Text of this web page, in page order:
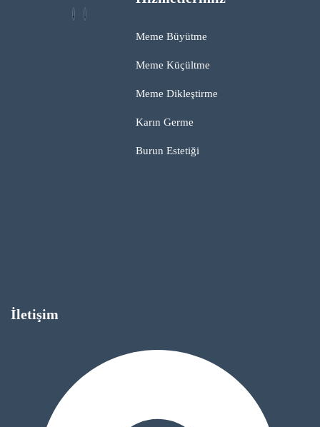
Meme Büyütme
Meme Küçültme
Meme Dikleştirme
Karın Germe
Burun Estetiği
İletişim